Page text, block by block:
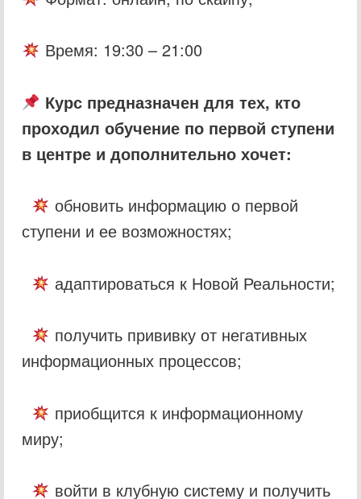
Время: 19:30 – 21:00
Курс предназначен для тех, кто
проходил обучение по первой ступени
в центре и дополнительно хочет:
обновить информацию о первой
ступени и ее возможностях;
адаптироваться к Новой Реальности;
получить прививку от негативных
информационных процессов;
приобщится к информационному
миру;
войти в клубную систему и получить